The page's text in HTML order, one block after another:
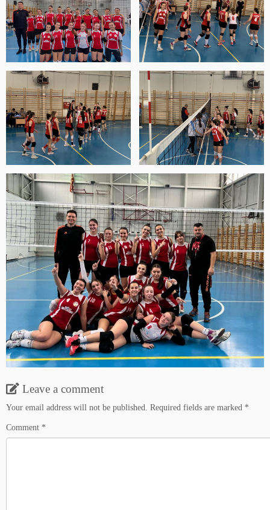
Leave a comment
Your email address will not be published. Required fields are marked *
Comment *